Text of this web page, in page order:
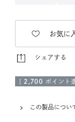
お気に
シェアする
[ 2,700 ポイント
この製品につい